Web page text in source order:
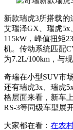
新款瑞虎3所搭载的
艾瑞泽GX、瑞虎5x
115kW，峰值扭矩
机。传动系统匹配
为7.2L/100km，与
奇瑞在小型SUV市
还有瑞虎3x、瑞虎
格层面来看， 新车
RS-3等同级车型展
大家都在看： 在农